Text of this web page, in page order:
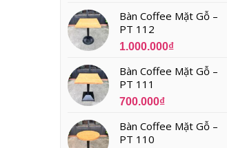
Bàn Coffee Mặt Gỗ –
PT 112
1.000.000₫
Bàn Coffee Mặt Gỗ –
PT 111
700.000₫
Bàn Coffee Mặt Gỗ –
PT 110